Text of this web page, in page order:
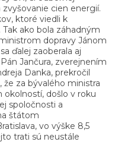
cien energií.
ktoré viedli k
ako bola záhadným
dopravy Jánom
ďalej zaoberala aj
Jančura, zverejnením
Danka, prekročil
za bývalého ministra
okolností, došlo v roku
spoločnosti a
štátom
vo výške 8,5
trati sú neustále